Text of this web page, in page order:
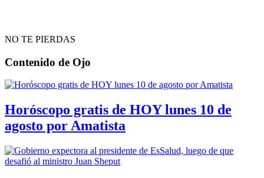
NO TE PIERDAS
Contenido de Ojo
Horóscopo gratis de HOY lunes 10 de
agosto por Amatista